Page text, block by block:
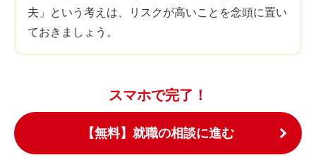
夫」という考えは、リスクが高いことを念頭に置い
ておきましょう。
スマホで完了！
【無料】就職の相談に進む